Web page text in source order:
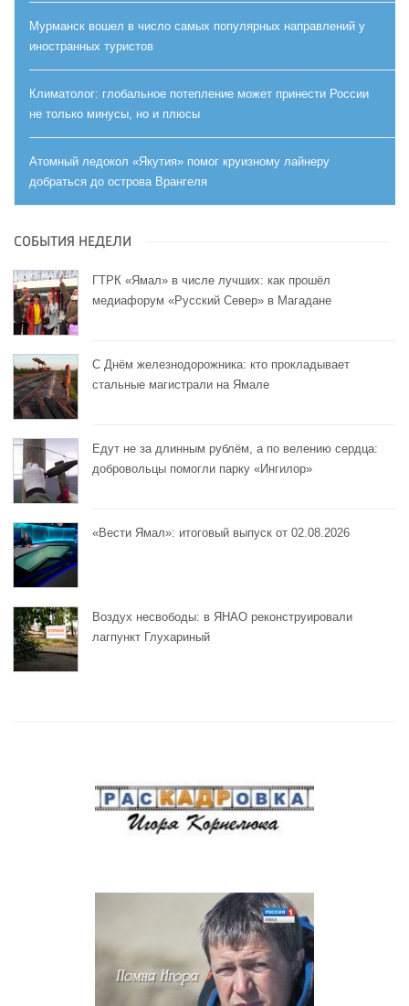
Мурманск вошел в число самых популярных направлений у
иностранных туристов
Климатолог: глобальное потепление может принести России
не только минусы, но и плюсы
Атомный ледокол «Якутия» помог круизному лайнеру
добраться до острова Врангеля
СОБЫТИЯ НЕДЕЛИ
ГТРК «Ямал» в числе лучших: как прошёл
медиафорум «Русский Север» в Магадане
С Днём железнодорожника: кто прокладывает
стальные магистрали на Ямале
Едут не за длинным рублём, а по велению сердца:
добровольцы помогли парку «Ингилор»
«Вести Ямал»: итоговый выпуск от 02.08.2026
Воздух несвободы: в ЯНАО реконструировали
лагпункт Глухариный